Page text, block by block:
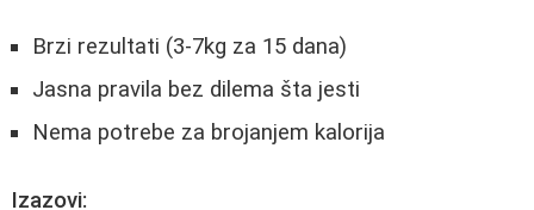
Brzi rezultati (3-7kg za 15 dana)
Jasna pravila bez dilema šta jesti
Nema potrebe za brojanjem kalorija
Izazovi: